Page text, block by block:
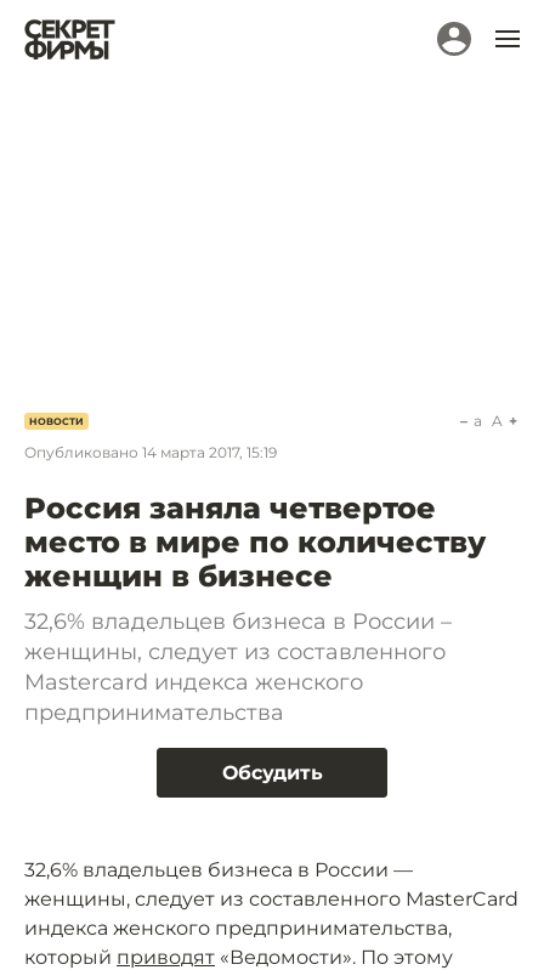
НОВОСТИ
Опубликовано 14 марта 2017, 15:19
a A
Россия заняла четвертое
место в мире по количеству
женщин в бизнесе
32,6% владельцев бизнеса в России –
женщины, следует из составленного
Mastercard индекса женского
предпринимательства
Обсудить
32,6% владельцев бизнеса в России —
женщины, следует из составленного MasterCard
индекса женского предпринимательства,
который приводят «Ведомости». По этому